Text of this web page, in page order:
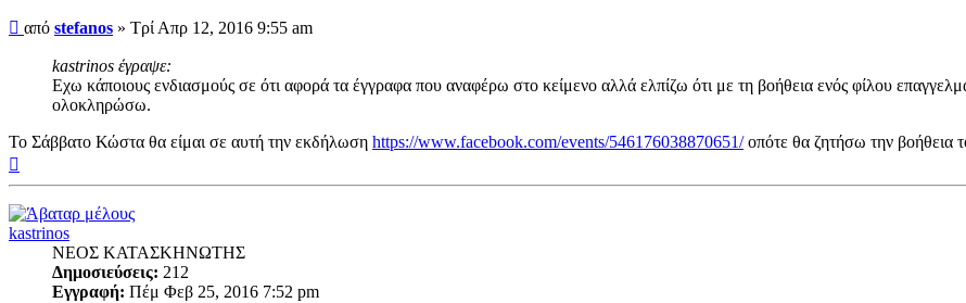
Δημοσίευση
από stefanos » Τρί Απρ 12, 2016 9:55 am
kastrinos έγραψε:
Εχω κάποιους ενδιασμούς σε ότι αφορά τα έγγραφα που αναφέρω στο κείμενο αλλά ελπίζω ότι με τη βοήθεια ενός φίλου
ολοκληρώσω.
To Σάββατο Κώστα θα είμαι σε αυτή την εκδήλωση https://www.facebook.com/events/546176038870651/οπότε θα ζητήσω την βοήθεια
kastrinos
ΝΕΟΣ ΚΑΤΑΣΚΗΝΩΤΗΣ
Δημοσιεύσεις: 212
Εγγραφή: Πέμ Φεβ 25, 2016 7:52 pm